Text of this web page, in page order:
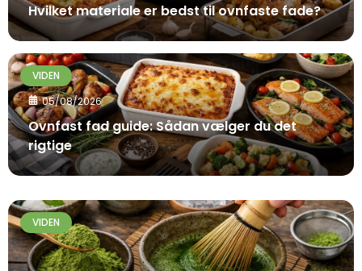
Hvilket materiale er bedst til ovnfaste fade?
VIDEN
05/08/2026
Ovnfast fad guide: Sådan vælger du det
rigtige
VIDEN